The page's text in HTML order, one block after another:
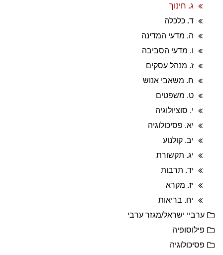
ג. חינוך
ד. כלכלה
ה. מדעי המדינה
ו. מדעי הסביבה
ז. מנהל עסקים
ח. משאבי אנוש
ט. משפטים
י. סוציולוגיה
יא. פסיכולוגיה
יב. קולנוע
יג. תקשורת
יד. תרבות
יז. מקרא
יח. בריאות
ערביי ישראל/מגזר ערבי
פילוסופיה
פסיכולוגיה